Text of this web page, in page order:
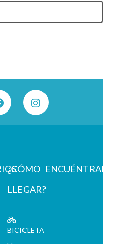
¿CÓMO
LLEGAR?
BICICLETA